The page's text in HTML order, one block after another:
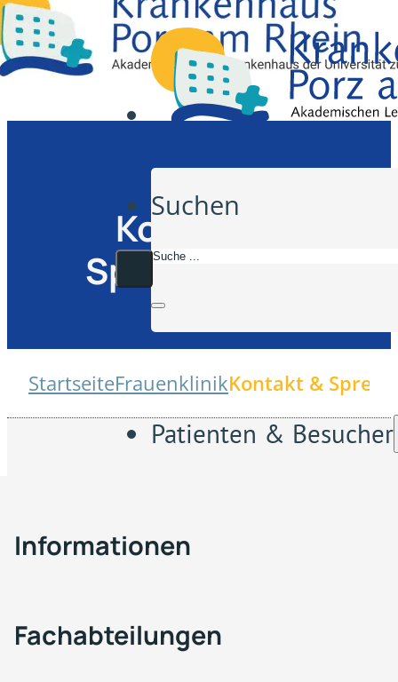
Suchen
Patienten & Besucher
Informationen
Besucherregelung
Fachabteilungen
Kontakt &
Sprechzeiten
StartseiteFrauenklinikKontakt &